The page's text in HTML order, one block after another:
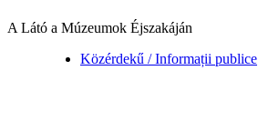
A Látó a Múzeumok Éjszakáján
Közérdekű / Informații publice